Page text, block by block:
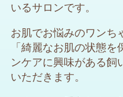
いるサロンです。
お肌でお悩みのワンち
「綺麗なお肌の状態
ンケアに興味がある飼
いただきます。